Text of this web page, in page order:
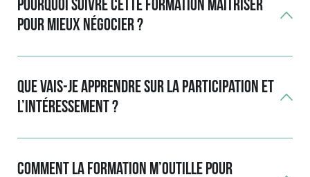
Pourquoi suivre cette formation maîtriser
pour mieux négocier ?
Que vais-je apprendre sur la participation et
l’intéressement ?
Comment la formation m’outille pour